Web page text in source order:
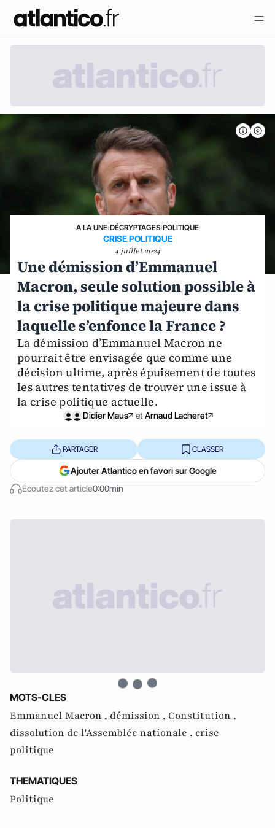
A LA UNE›DÉCRYPTAGES›POLITIQUE
CRISE POLITIQUE
4 juillet 2024
Une démission d’Emmanuel
Macron, seule solution possible à
la crise politique majeure dans
laquelle s’enfonce la France ?
La démission d’Emmanuel Macron ne
pourrait être envisagée que comme une
décision ultime, après épuisement de toutes
les autres tentatives de trouver une issue à
la crise politique actuelle.
Didier Maus et Arnaud Lacheret
Écoutez cet article0:00min
PARTAGER CLASSER
Ajouter Atlantico en favori sur Google
MOTS-CLES
Emmanuel Macron , démission , Constitution ,
dissolution de l'Assemblée nationale , crise
politique
THEMATIQUES
Politique